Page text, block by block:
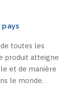
toutes les
produit atteigne
et de manière
le monde.